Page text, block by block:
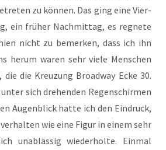
zu kön­nen. Das ging eine Vier­
ein frü­her Nach­mit­tag, es reg­ne­te
nicht zu bemer­ken, dass ich ihn
her­um waren sehr vie­le Men­schen
die Kreu­zung Broad­way Ecke 30.
sich dre­hen­den Regen­schir­men
Augen­blick hat­te ich den Ein­druck,
wie eine Figur in einem sehr
unab­läs­sig wie­der­hol­te. Ein­mal